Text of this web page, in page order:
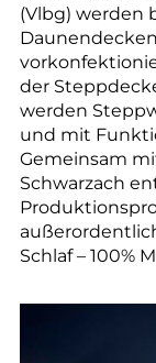
(Vlbg) werden
der
werden
und mit
Gemeinsam
Schwarzach
Schlaf – 100%